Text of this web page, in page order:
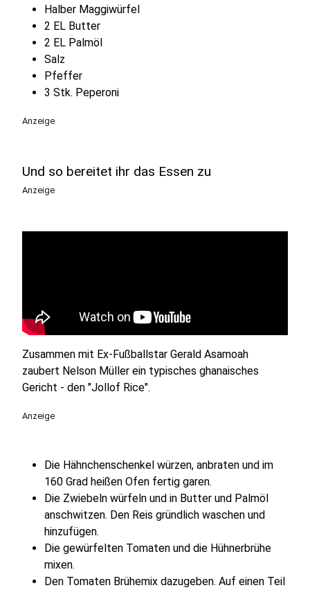
Halber Maggiwürfel
2 EL Butter
2 EL Palmöl
Salz
Pfeffer
3 Stk. Peperoni
Anzeige
Und so bereitet ihr das Essen zu
Anzeige
Zusammen mit Ex-Fußballstar Gerald Asamoah
zaubert Nelson Müller ein typisches ghanaisches
Gericht - den "Jollof Rice".
Anzeige
Die Hähnchenschenkel würzen, anbraten und im
160 Grad heißen Ofen fertig garen.
Die Zwiebeln würfeln und in Butter und Palmöl
anschwitzen. Den Reis gründlich waschen und
hinzufügen.
Die gewürfelten Tomaten und die Hühnerbrühe
mixen.
Den Tomaten Brühemix dazugeben. Auf einen Teil